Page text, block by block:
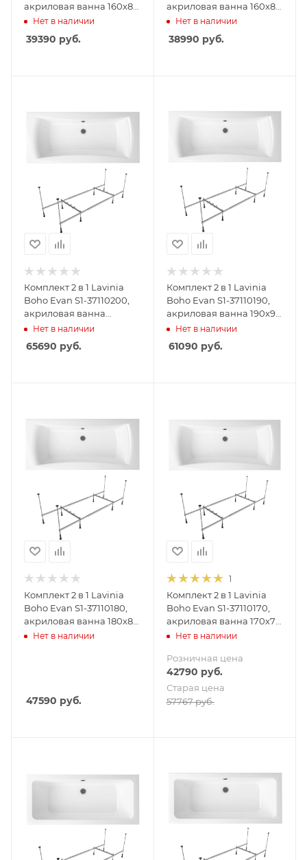
акриловая ванна 160x80
см (правый разворот),
усиленный
металлический каркас с
Нет в наличии
39390 руб.
акриловая ванна 160x80
см (левый разворот),
усиленный
металлический каркас с
Нет в наличии
38990 руб.
Комплект 2 в 1 Lavinia
Boho Evan S1-37110200,
акриловая ванна
200x90 см, усиленный
металлический каркас с
монтажным набором
Нет в наличии
65690 руб.
Комплект 2 в 1 Lavinia
Boho Evan S1-37110190,
акриловая ванна 190x90
см, усиленный
металлический каркас с
монтажным набором
Нет в наличии
61090 руб.
Комплект 2 в 1 Lavinia
Boho Evan S1-37110180,
акриловая ванна 180x80
см, усиленный
Нет в наличии
47590 руб.
1
Комплект 2 в 1 Lavinia
Boho Evan S1-37110170,
акриловая ванна 170x75
см, усиленный
монтажным набором
Нет в наличии
Розничная цена
42790 руб.
Старая цена
57767руб.